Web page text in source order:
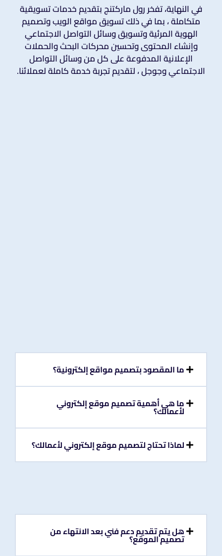
في النهاية، تفخر رول ماركتنج بتقديم خدمات تسويقية
متكاملة ، بما في ذلك تسويق مواقع الويب وتصميم
الهوية المرئية وتسويق وسائل التواصل الاجتماعي
وإنشاء المحتوى وتحسين محركات البحث والحملات
الإعلانية المدفوعة على كل من وسائل التواصل
الاجتماعي وجوجل ، لتقديم تجربة خدمة كاملة لعملائنا.
ما المقصود بتصميم مواقع إلكترونية؟
ما هي أهمية تصميم موقع إلكتروني
لأعمالك؟
لماذا تحتاج لتصميم موقع إلكتروني لأعمالك؟
هل يتم تقديم دعم فني بعد الانتهاء من
تصميم الموقع؟